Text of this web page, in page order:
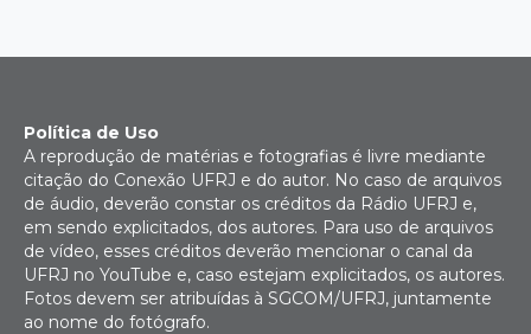
Política de Uso
A reprodução de matérias e fotografias é livre mediante
citação do Conexão UFRJ e do autor. No caso de arquivos
de áudio, deverão constar os créditos da Rádio UFRJ e,
em sendo explicitados, dos autores. Para uso de arquivos
de vídeo, esses créditos deverão mencionar o canal da
UFRJ no YouTube e, caso estejam explicitados, os autores.
Fotos devem ser atribuídas à SGCOM/UFRJ, juntamente
ao nome do fotógrafo.